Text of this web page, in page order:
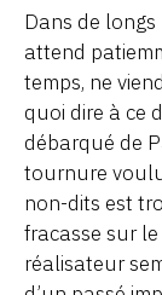
Dans de
attend
temps, ne
quoi dire à ce
débarqué de
tournure
non-dits est
fracasse sur
réalisateur